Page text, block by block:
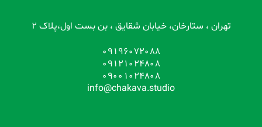
تهران ، ستارخان، خیابان شقایق ، بن بست اول،پلاک 2
09196072088
09121024808
09001024808
info@chakava.studio